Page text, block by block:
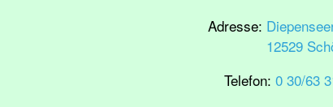
Adresse:
12529
Telefon: 0 30/63